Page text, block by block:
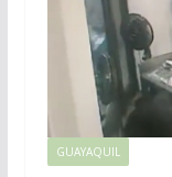
GUAYAQUIL